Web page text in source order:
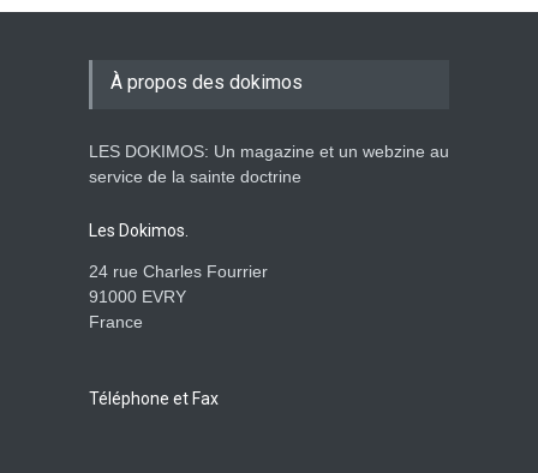
De l'Eden au déluge
Avant la fondation du
À propos des dokimos
LES DOKIMOS: Un magazine et un webzine au
service de la sainte doctrine
Les Dokimos.
24 rue Charles Fourrier
91000 EVRY
France
Téléphone et Fax